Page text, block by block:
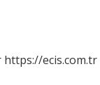
https://ecis.com.tr